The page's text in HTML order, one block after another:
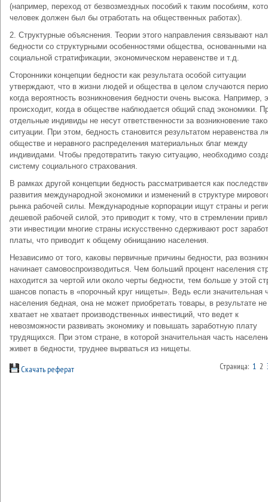
(например, переход от безвозмездных пособий к таким пособиям,
человек должен был бы отработать на общественных работах).
2. Структурные объяснения. Теории этого направления связывают
бедности со структурными особенностями общества, основанными на
социальной стратификации, экономическом неравенстве и т.д.
Сторонники концепции бедности как результата особой ситуации
утверждают, что в жизни людей и общества в целом случаются
когда вероятность возникновения бедности очень высока. Например,
происходит, когда в обществе наблюдается общий спад экономики.
отдельные индивиды не несут ответственности за возникновение
ситуации. При этом, бедность становится результатом неравенства
обществе и неравного распределения материальных благ между
индивидами. Чтобы предотвратить такую ситуацию, необходимо
систему социального страхования.
В рамках другой концепции бедность рассматривается как
развития международной экономики и изменений в структуре
рынка рабочей силы. Международные корпорации ищут страны и
дешевой рабочей силой, это приводит к тому, что в стремлении
эти инвестиции многие страны искусственно сдерживают рост
платы, что приводит к общему обнищанию населения.
Независимо от того, каковы первичные причины бедности, раз
начинает самовоспроизводиться. Чем больший процент населения
находится за чертой или около черты бедности, тем больше у этой
шансов попасть в «порочный круг нищеты». Ведь если значительная
населения бедная, она не может приобретать товары, в результате не
хватает не хватает производственных инвестиций, что ведет к
невозможности развивать экономику и повышать заработную плату
трудящихся. При этом стране, в которой значительная часть
живет в бедности, труднее вырваться из нищеты.
Скачать реферат Страница: 1 2